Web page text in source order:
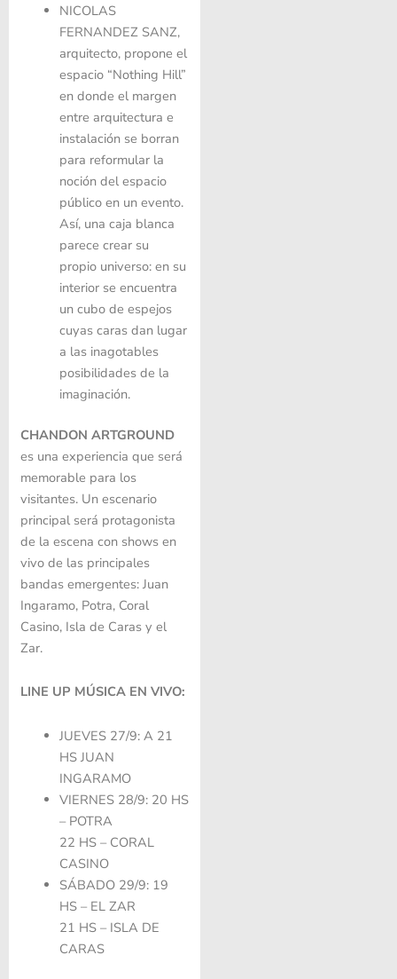
NICOLAS
FERNANDEZ SANZ,
arquitecto, propone el
espacio “Nothing Hill”
en donde el margen
entre arquitectura e
instalación se borran
para reformular la
noción del espacio
público en un evento.
Así, una caja blanca
parece crear su
propio universo: en su
interior se encuentra
un cubo de espejos
cuyas caras dan lugar
a las inagotables
posibilidades de la
imaginación.
CHANDON ARTGROUND
es una experiencia que será
memorable para los
visitantes. Un escenario
principal será protagonista
de la escena con shows en
vivo de las principales
bandas emergentes: Juan
Ingaramo, Potra, Coral
Casino, Isla de Caras y el
Zar.
LINE UP MÚSICA EN VIVO:
JUEVES 27/9: A 21
HS JUAN
INGARAMO
VIERNES 28/9: 20 HS
– POTRA
22 HS – CORAL
CASINO
SÁBADO 29/9: 19
HS – EL ZAR
21 HS – ISLA DE
CARAS